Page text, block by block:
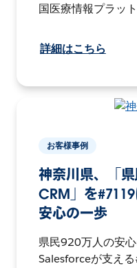
国医療情報プラッ
詳細はこちら
お客様事例
神奈川県、「
CRM」を#7119
安心の一歩
県民920万人の安
Salesforceが支える